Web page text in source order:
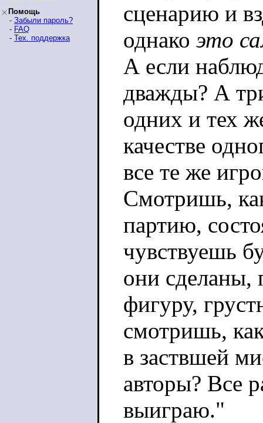
Помощь
- Забыли пароль?
- FAQ
- Тех. поддержка
сценарию и
однако это
А если
дважды? А
одних и тех
качестве
все те же
Смотришь,
партию,
чувствуешь
они сделаны,
фигуру,
смотришь,
в заствшей
авторы? Все
выиграю."